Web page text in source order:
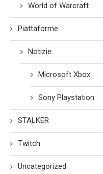
World of Warcraft
Piattaforme
Notizie
Microsoft Xbox
Sony Playstation
STALKER
Twitch
Uncategorized